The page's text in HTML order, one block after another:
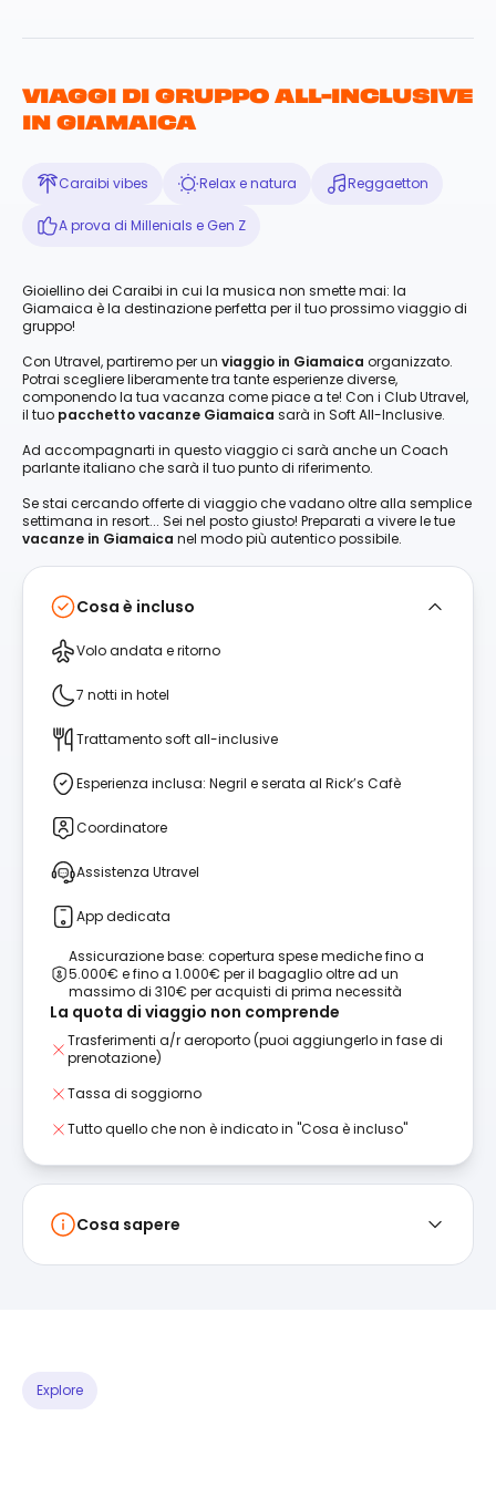
VIAGGI DI GRUPPO ALL-INCLUSIVE
IN GIAMAICA
Caraibi vibes Relax e natura Reggaetton
A prova di Millenials e Gen Z
Gioiellino dei Caraibi in cui la musica non smette mai: la
Giamaica è la destinazione perfetta per il tuo prossimo viaggio di
gruppo!
Con Utravel, partiremo per un viaggio in Giamaica organizzato.
Potrai scegliere liberamente tra tante esperienze diverse,
componendo la tua vacanza come piace a te! Con i Club Utravel,
il tuo pacchetto vacanze Giamaica sarà in Soft All-Inclusive.
Ad accompagnarti in questo viaggio ci sarà anche un Coach
parlante italiano che sarà il tuo punto di riferimento.
Se stai cercando offerte di viaggio che vadano oltre alla semplice
settimana in resort... Sei nel posto giusto! Preparati a vivere le tue
vacanze in Giamaica nel modo più autentico possibile.
Cosa è incluso
Volo andata e ritorno
7 notti in hotel
Trattamento soft all-inclusive
Esperienza inclusa: Negril e serata al Rick’s Cafè
Coordinatore
Assistenza Utravel
App dedicata
Assicurazione base: copertura spese mediche fino a
5.000€ e fino a 1.000€ per il bagaglio oltre ad un
massimo di 310€ per acquisti di prima necessità
La quota di viaggio non comprende
Trasferimenti a/r aeroporto (puoi aggiungerlo in fase di
prenotazione)
Tassa di soggiorno
Tutto quello che non è indicato in "Cosa è incluso"
Cosa sapere
Explore